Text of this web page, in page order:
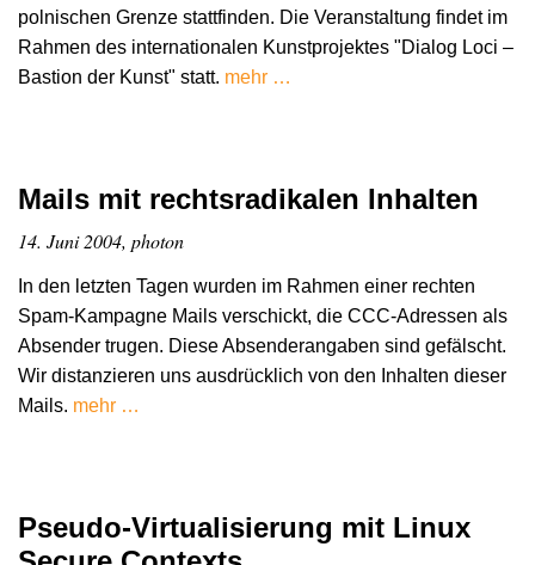
polnischen Grenze stattfinden. Die Veranstaltung findet im
Rahmen des internationalen Kunstprojektes "Dialog Loci –
Bastion der Kunst" statt. mehr …
Mails mit rechtsradikalen Inhalten
14. Juni 2004, photon
In den letzten Tagen wurden im Rahmen einer rechten
Spam-Kampagne Mails verschickt, die CCC-Adressen als
Absender trugen. Diese Absenderangaben sind gefälscht.
Wir distanzieren uns ausdrücklich von den Inhalten dieser
Mails. mehr …
Pseudo-Virtualisierung mit Linux